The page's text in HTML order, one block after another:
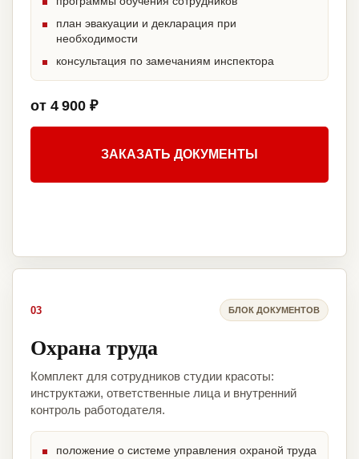
план эвакуации и декларация при
необходимости
консультация по замечаниям инспектора
от 4 900 ₽
ЗАКАЗАТЬ ДОКУМЕНТЫ
03 БЛОК ДОКУМЕНТОВ
Охрана труда
Комплект для сотрудников студии красоты:
инструктажи, ответственные лица и внутренний
контроль работодателя.
положение о системе управления охраной труда